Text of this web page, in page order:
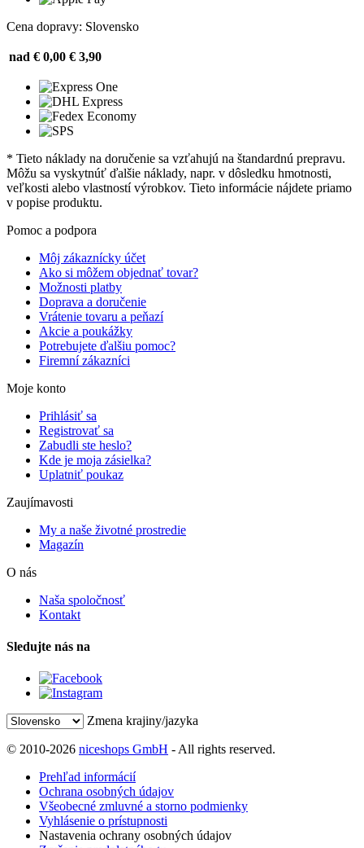
Cena dopravy: Slovensko
nad € 0,00 € 3,90
* Tieto náklady na doručenie sa vzťahujú na štandardnú prepravu.
Môžu sa vyskytnúť ďalšie náklady, napr. v dôsledku hmotnosti,
veľkosti alebo vlastností výrobkov. Tieto informácie nájdete priamo
v popise produktu.
Pomoc a podpora
Môj zákaznícky účet
Ako si môžem objednať tovar?
Možnosti platby
Doprava a doručenie
Vrátenie tovaru a peňazí
Akcie a poukážky
Potrebujete ďalšiu pomoc?
Firemní zákazníci
Moje konto
Prihlásiť sa
Registrovať sa
Zabudli ste heslo?
Kde je moja zásielka?
Uplatniť poukaz
Zaujímavosti
My a naše životné prostredie
Magazín
O nás
Naša spoločnosť
Kontakt
Sledujte nás na
Zmena krajiny/jazyka
© 2010-2026 niceshops GmbH - All rights reserved.
Prehľad informácií
Ochrana osobných údajov
Všeobecné zmluvné a storno podmienky
Vyhlásenie o prístupnosti
Nastavenia ochrany osobných údajov